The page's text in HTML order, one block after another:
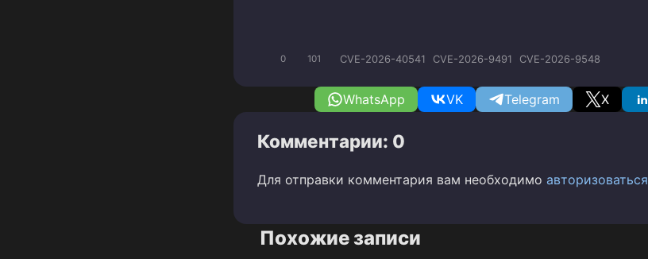
0 101 CVE-2026-40541 CVE-2026-9491 CVE-2026-9548
WhatsApp VK Telegram X
Комментарии: 0
Для отправки комментария вам необходимо авторизоваться
Похожие записи